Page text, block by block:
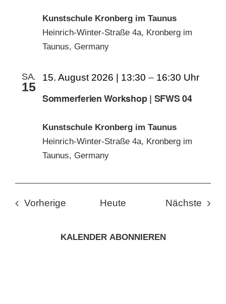
Kunstschule Kronberg im Taunus
Heinrich-Winter-Straße 4a, Kronberg im
Taunus, Germany
SA.
15
Sommerferien Workshop | SFWS 04
15. August 2026 | 13:30 – 16:30
Kunstschule Kronberg im Taunus
Heinrich-Winter-Straße 4a, Kronberg im
Taunus, Germany
Vorherige Veranstaltungen
Heute Nächste
KALENDER ABONNIEREN